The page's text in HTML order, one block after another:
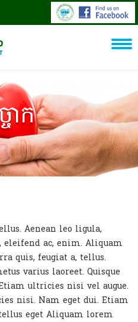
ាក
Aenean leo ligula,
eleifend ac, enim. Aliquam
quis, feugiat a, tellus.
varius laoreet. Quisque
ultricies nisi vel augue.
nisi. Nam eget dui. Etiam
eget Aliquam lorem